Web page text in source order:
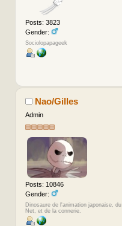
Posts: 3823
Gender:
Sociolopapageek
Nao/Gilles
Admin
Posts: 10846
Gender:
Dinosaure de l'animation japonaise, du
Net, et de la connerie.